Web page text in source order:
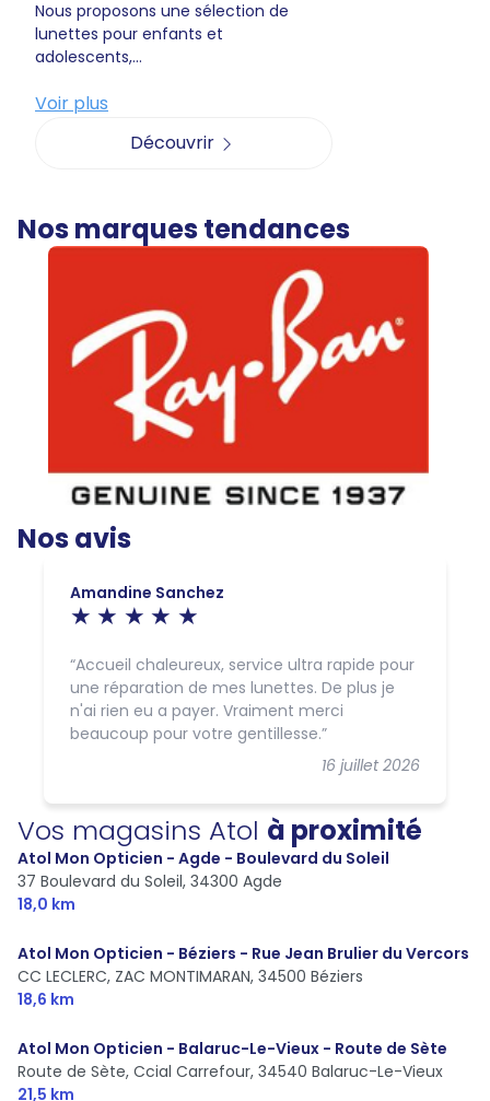
Nous proposons une sélection de
lunettes pour enfants et
adolescents,...
Voir plus
Découvrir
Nos marques tendances
Nos avis
Amandine Sanchez
16 juillet 2026
Accueil chaleureux, service ultra rapide pour
une réparation de mes lunettes. De plus je
n'ai rien eu a payer. Vraiment merci
beaucoup pour votre gentillesse.
Vos magasins Atol à proximité
Atol Mon Opticien - Agde - Boulevard du Soleil
37 Boulevard du Soleil, 34300 Agde
18,0 km
Atol Mon Opticien - Béziers - Rue Jean Brulier du Vercors
CC LECLERC, ZAC MONTIMARAN, 34500 Béziers
18,6 km
Atol Mon Opticien - Balaruc-Le-Vieux - Route de Sète
Route de Sète, Ccial Carrefour, 34540 Balaruc-Le-Vieux
21,5 km